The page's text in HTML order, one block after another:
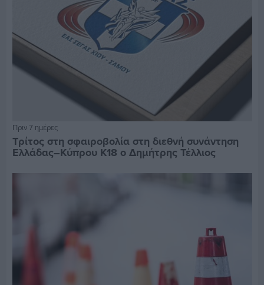
Πριν 7 ημέρες
Τρίτος στη σφαιροβολία στη διεθνή συνάντηση
Ελλάδας–Κύπρου Κ18 ο Δημήτρης Τέλλιος